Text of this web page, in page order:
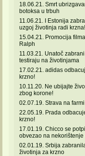
18.06.21. Smrt
botoksa u trbuh
11.06.21. I Estonija
uzgoj životinja radi krzna!
15.04.21. Promocija
Ralph
11.03.21. Unatoč zabrani
testiraju na životinjama
17.02.21. adidas
krzno!
10.11.20. Ne ubijajte
zbog korone!
02.07.19. Strava na
22.05.19. Prada
krzno!
17.01.19. Chicco se
obvezao na nekorištenje
02.01.19. Srbija
životinja za krzno